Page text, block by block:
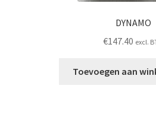
DYNAMO
€147.40 excl.
Toevoegen aan